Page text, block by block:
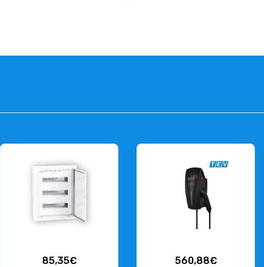
85,35€ 560,88€